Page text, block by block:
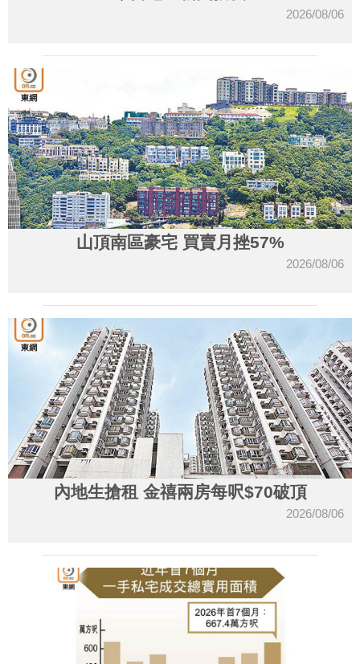
2026/08/06
山頂南區豪宅 買賣月挫57%
2026/08/06
內地生搶租 金禧兩房每呎$70破頂
2026/08/06